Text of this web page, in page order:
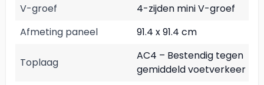
V-groef
4-zijden mini V-groef
Afmeting paneel
91.4 x 91.4 cm
Toplaag
AC4 – Bestendig tegen
gemiddeld voetverkeer